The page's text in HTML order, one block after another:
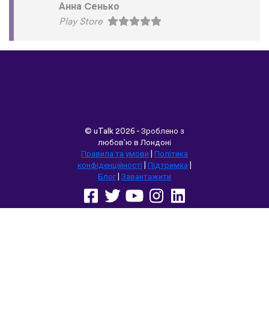
Анна Cенько
Play Store
© uTalk 2026 - Зроблено з
любов’ю в Лондоні
Правила та умови
Політика
конфіденційності
Підтримка
Блог| Завантажити